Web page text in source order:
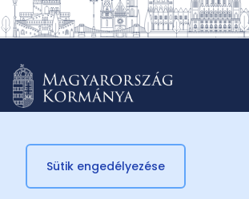
© 2026 Külügyminisztérium
Sütik engedélyezése